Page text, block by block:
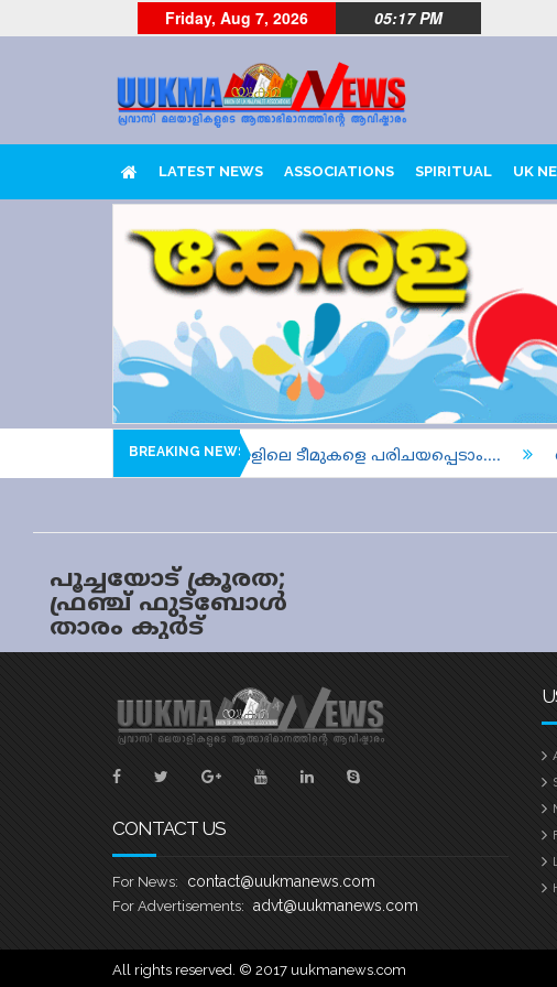
Friday, Aug 7, 2026 05:17 PM
LATEST NEWS ASSOCIATIONS SPIRITUAL UK
BREAKING NEWS
മൂന്ന്, നാല് ഹീറ്റ്സുകളിലെ ടീമുകളെ പരിചയപ്പെടാം....
പൂച്ചയോട് ക്രൂരത;
ഫ്രഞ്ച് ഫുട്ബോൾ
താരം കുർട്
സൗമയുമായുള്ള
റദ്ദാക്കി; കൂടുതൽ
കുരുക്കിലേക്ക്
CONTACT US
For News: contact@uukmanews.com
For Advertisements: advt@uukmanews.com
All rights reserved. © 2017 uukmanews.com